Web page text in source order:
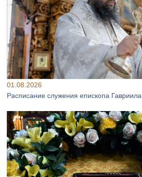
01.08.2026
Расписание служения епископа Гавриила